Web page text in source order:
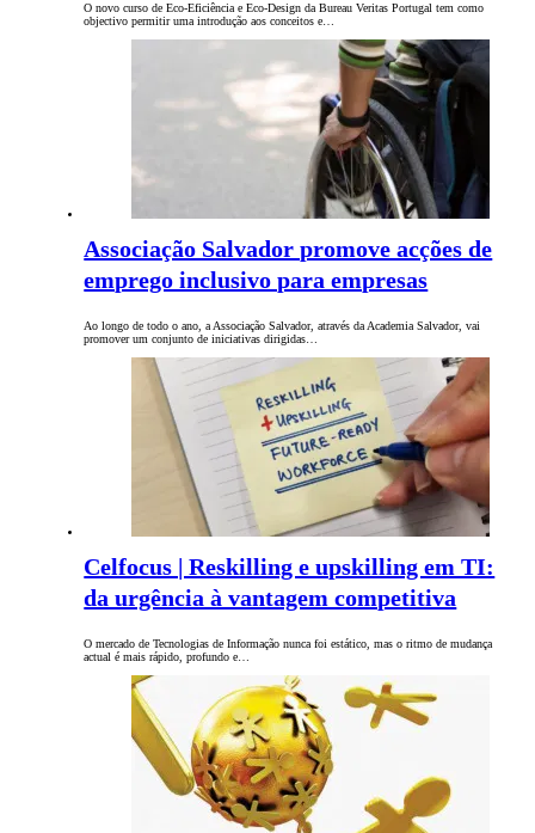
O novo curso de Eco-Eficiência e Eco-Design da Bureau Veritas Portugal tem como
objectivo permitir uma introdução aos conceitos e…
Associação Salvador promove acções de
emprego inclusivo para empresas
Ao longo de todo o ano, a Associação Salvador, através da Academia Salvador, vai
promover um conjunto de iniciativas dirigidas…
Celfocus | Reskilling e upskilling em TI:
da urgência à vantagem competitiva
O mercado de Tecnologias de Informação nunca foi estático, mas o ritmo de mudança
actual é mais rápido, profundo e…